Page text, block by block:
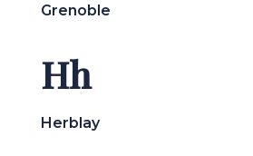
Grenoble
Hh
Herblay